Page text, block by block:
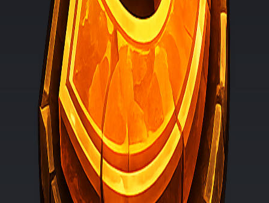
1.000+ Abonnenten
750+ durchschnittliche Aufrufe pro Video
Twitch / Streamer
500+ Follower
15+ durchschnittliche Zuschauer
2.500+ Follower
5.000+ durchschnittliche Aufrufe pro Video